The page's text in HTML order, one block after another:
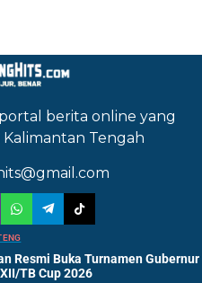
berita online yang
Tengah
Resmi Buka Turnamen Gubernur
TB Cup 2026